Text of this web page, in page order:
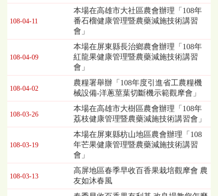
108-04-11
本場在高雄市大社區農會辦理「108年
番石榴健康管理暨農藥減施技術講習
會」
108-04-09
本場在屏東縣長治鄉農會辦理「108年
紅龍果健康管理暨農藥減施技術講習
會」
108-04-02
農糧署舉辦「108年度引進省工農糧機
械設備-洋蔥莖葉切斷機示範觀摩會」
108-03-26
本場在高雄市大樹區農會辦理「108年
荔枝健康管理暨農藥減施技術講習會」
108-03-19
本場在屏東縣枋山地區農會辦理「108
年芒果健康管理暨農藥減施技術講習
會」
108-03-13
高屏地區春季早收百香果栽培觀摩會 農
友如沐春風